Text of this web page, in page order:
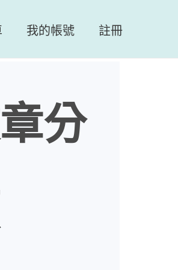
我的帳號 註冊
分